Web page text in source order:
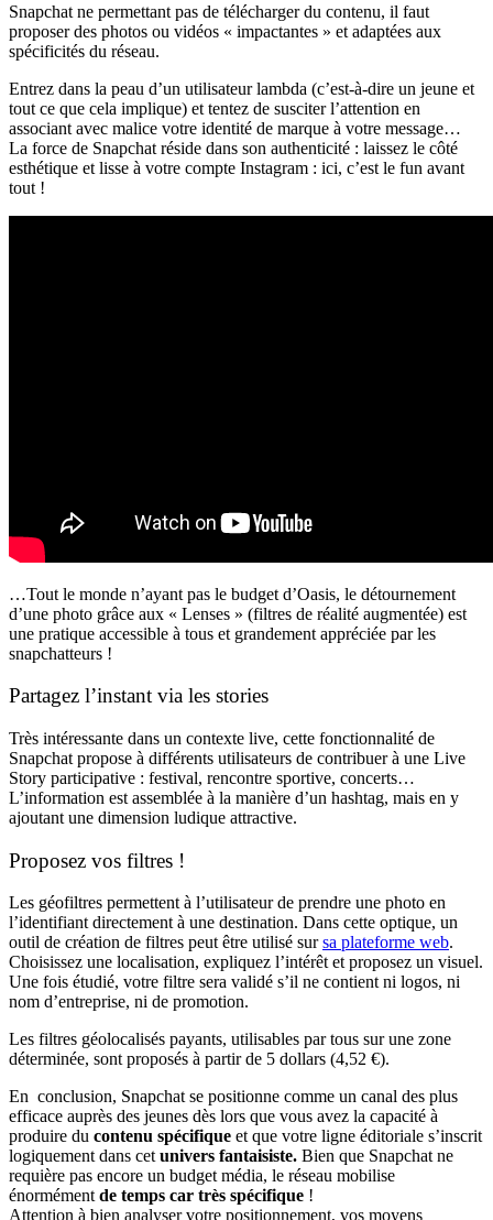
Snapchat ne permettant pas de télécharger du contenu, il faut
proposer des photos ou vidéos « impactantes » et adaptées aux
spécificités du réseau.
Entrez dans la peau d’un utilisateur lambda (c’est-à-dire un jeune et
tout ce que cela implique) et tentez de susciter l’attention en
associant avec malice votre identité de marque à votre message…
La force de Snapchat réside dans son authenticité : laissez le côté
esthétique et lisse à votre compte Instagram : ici, c’est le fun avant
tout !
…Tout le monde n’ayant pas le budget d’Oasis, le détournement
d’une photo grâce aux « Lenses » (filtres de réalité augmentée) est
une pratique accessible à tous et grandement appréciée par les
snapchatteurs !
Partagez l’instant via les stories
Très intéressante dans un contexte live, cette fonctionnalité de
Snapchat propose à différents utilisateurs de contribuer à une Live
Story participative : festival, rencontre sportive, concerts…
L’information est assemblée à la manière d’un hashtag, mais en y
ajoutant une dimension ludique attractive.
Proposez vos filtres !
Les géofiltres permettent à l’utilisateur de prendre une photo en
l’identifiant directement à une destination. Dans cette optique, un
outil de création de filtres peut être utilisé sursa plateforme web.
Choisissez une localisation, expliquez l’intérêt et proposez un visuel.
Une fois étudié, votre filtre sera validé s’il ne contient ni logos, ni
nom d’entreprise, ni de promotion.
Les filtres géolocalisés payants, utilisables par tous sur une zone
déterminée, sont proposés à partir de 5 dollars (4,52 €).
En conclusion, Snapchat se positionne comme un canal des plus
efficace auprès des jeunes dès lors que vous avez la capacité à
produire du contenu spécifique et que votre ligne éditoriale s’inscrit
logiquement dans cetunivers fantaisiste. Bien que Snapchat ne
requière pas encore un budget média, le réseau mobilise
énormémentde temps car très spécifique !
Attention à bien analyser votre positionnement, vos moyens